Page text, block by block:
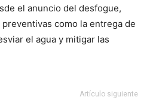
el anuncio del desfogue,
como la entrega de
el agua y mitigar las
Artículo siguiente